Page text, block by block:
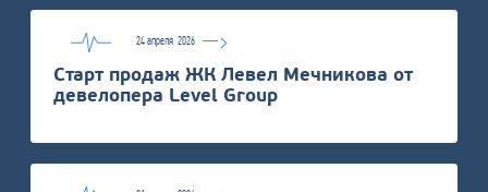
24 апреля2026
Старт продаж ЖК Левел Мечникова от
девелопера Level Group